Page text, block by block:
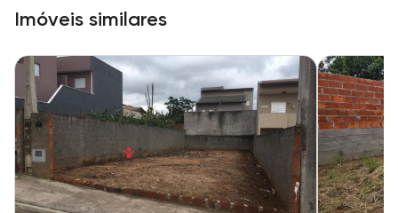
Imóveis similares